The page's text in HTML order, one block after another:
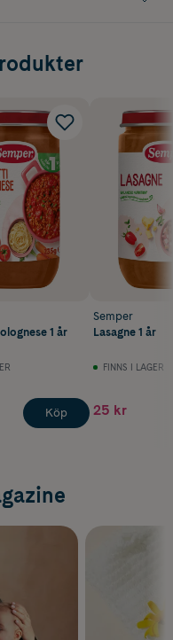
1 år
Köp
Semper
Lasagne 1 år
FINNS I LAGER
25 kr